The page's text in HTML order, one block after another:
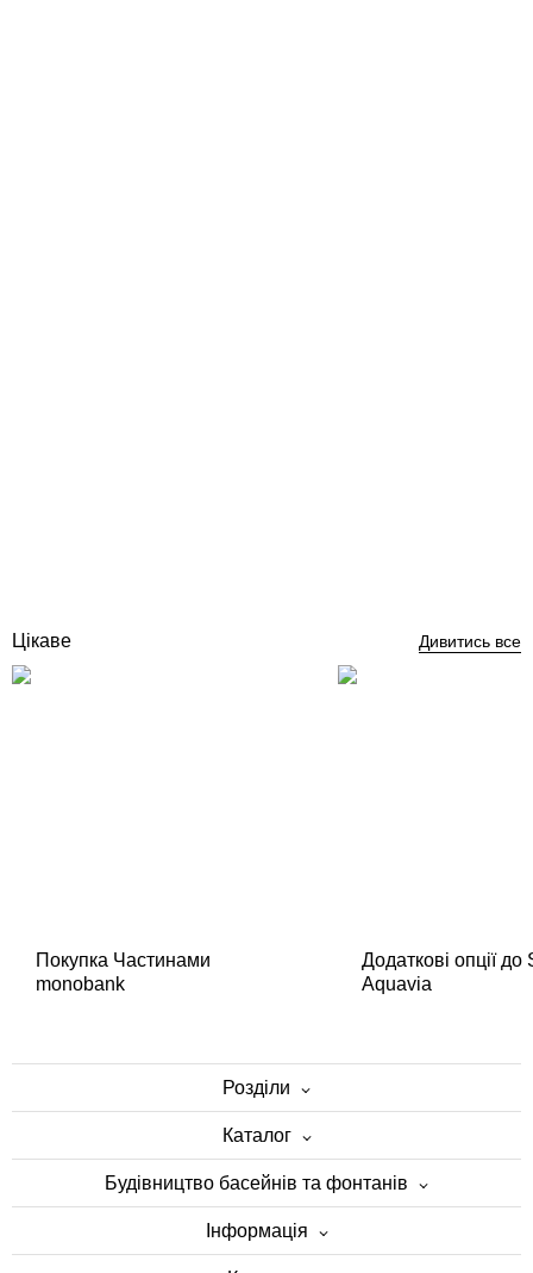
Цікаве Дивитись все
Покупка Частинами
monobank
Додаткові опції
Aquavia
Розділи
Каталог
Будівництво басейнів та фонтанів
Інформація